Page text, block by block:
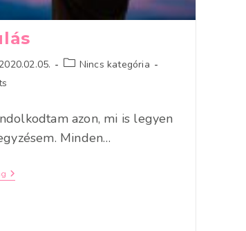
2020.02.05.
PostNincs kategória
azon, mi is legyen
Minden…
Az
Indulás